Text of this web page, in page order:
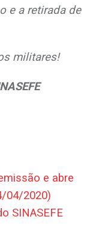
e a retirada de
militares!
e abre
04/2020)
SINASEFE